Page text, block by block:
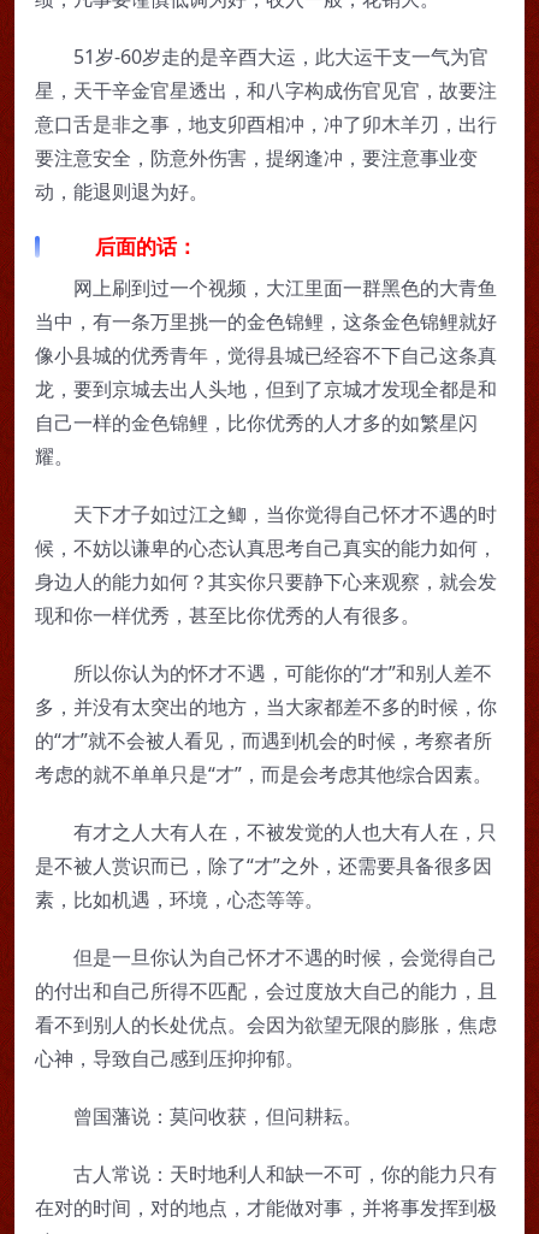
51岁-60岁走的是辛酉大运，此大运干支一气为官
星，天干辛金官星透出，和八字构成伤官见官，故要注
意口舌是非之事，地支卯酉相冲，冲了卯木羊刃，出行
要注意安全，防意外伤害，提纲逢冲，要注意事业变
动，能退则退为好。
后面的话：
网上刷到过一个视频，大江里面一群黑色的大青鱼
当中，有一条万里挑一的金色锦鲤，这条金色锦鲤就好
像小县城的优秀青年，觉得县城已经容不下自己这条真
龙，要到京城去出人头地，但到了京城才发现全都是和
自己一样的金色锦鲤，比你优秀的人才多的如繁星闪
耀。
天下才子如过江之鲫，当你觉得自己怀才不遇的时
候，不妨以谦卑的心态认真思考自己真实的能力如何，
身边人的能力如何？其实你只要静下心来观察，就会发
现和你一样优秀，甚至比你优秀的人有很多。
所以你认为的怀才不遇，可能你的“才”和别人差不
多，并没有太突出的地方，当大家都差不多的时候，你
的“才”就不会被人看见，而遇到机会的时候，考察者所
考虑的就不单单只是“才”，而是会考虑其他综合因素。
有才之人大有人在，不被发觉的人也大有人在，只
是不被人赏识而已，除了“才”之外，还需要具备很多因
素，比如机遇，环境，心态等等。
但是一旦你认为自己怀才不遇的时候，会觉得自己
的付出和自己所得不匹配，会过度放大自己的能力，且
看不到别人的长处优点。会因为欲望无限的膨胀，焦虑
心神，导致自己感到压抑抑郁。
曾国藩说：莫问收获，但问耕耘。
古人常说：天时地利人和缺一不可，你的能力只有
在对的时间，对的地点，才能做对事，并将事发挥到极